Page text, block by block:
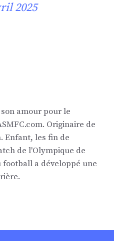
2025
amour pour le
Originaire de
Enfant, les fin de
de l'Olympique de
a développé une